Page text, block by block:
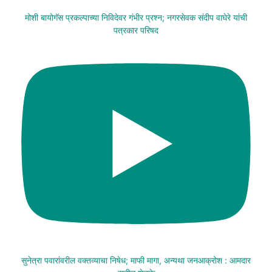
मोशी बायोगॅस प्रकल्पाच्या निविदेवर गंभीर प्रश्न; नगरसेवक संदीप वाघेरे यांची
पत्रकार परिषद
सुनेत्रा पवारांवरील वक्तव्याचा निषेध; माफी मागा, अन्यथा जनआक्रोश : आमदार